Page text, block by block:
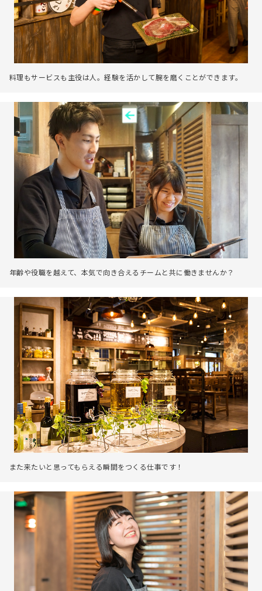
料理もサービスも主役は人。経験を活かして腕を磨くことができます。
年齢や役職を越えて、本気で向き合えるチームと共に働きませんか？
また来たいと思ってもらえる瞬間をつくる仕事です！